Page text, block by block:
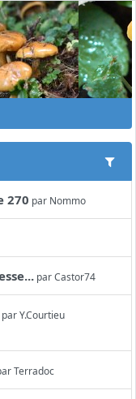
270 par Nommo
parCastor74
parY.Courtieu
Terradoc